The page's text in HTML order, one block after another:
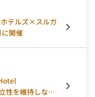
ホテルズ×スルガ
開催
性を維持しなが